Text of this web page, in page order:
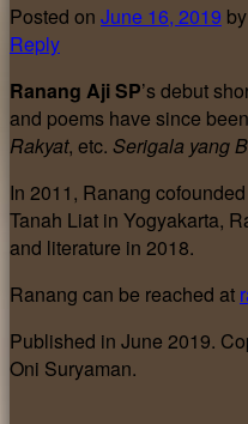
Posted on June 16, 2019 by
Reply
Ranang Aji SP’s debut
and poems have since
Rakyat, etc. Serigala yang
In 2011, Ranang cofounded
Tanah Liat in Yogyakarta,
and literature in 2018.
Ranang can be reached at
Published in June 2019.
Oni Suryaman.